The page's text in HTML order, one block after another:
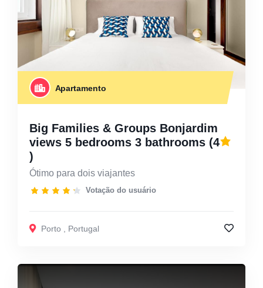
Apartamento
Big Families & Groups Bonjardim
views 5 bedrooms 3 bathrooms (4
)
Ótimo para dois viajantes
Votação do usuário
Porto Portugal